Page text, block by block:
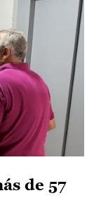
de 57